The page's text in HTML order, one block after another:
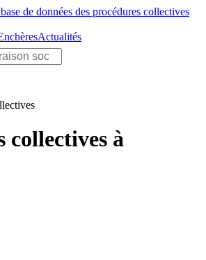
de données des procédures collectives
Actualités
collectives à